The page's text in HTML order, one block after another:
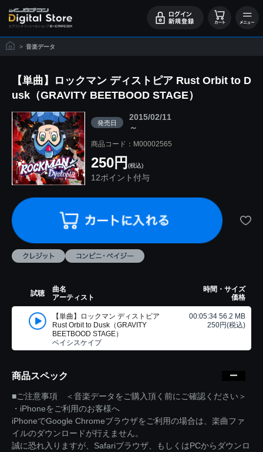
> 音楽データ
【単曲】ロックマン ディストピア Rust Orbit to D
usk（GRAVITY BEETBOOD STAGE）
発売日
2015/02/11
～
商品コード：M00002565
250円 (税込)
12ポイント付与
試聴
曲名
アーティスト
時間・サイズ
価格
【単曲】ロックマン ディストピア
Rust Orbit to Dusk（GRAVITY
BEETBOOD STAGE）
ベイシスケイプ
00:05:34 56.2 MB
250円(税込)
商品スペック
■ご注意事項 ＜音楽データをご購入頂く前にご確認ください＞
・iPhoneをご利用のお客様へ
iPhoneでGoogle Chromeブラウザをご利用の場合は、楽曲ファ
イルのダウンロードが行えません。
誠に恐れ入りますが、Safariブラウザ、もしくはPCからダウンロ